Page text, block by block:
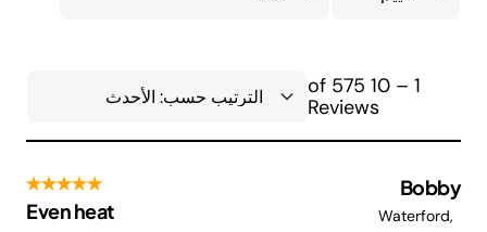
1 – 10 of 575
Reviews
Bobby
Waterford,
Even heat